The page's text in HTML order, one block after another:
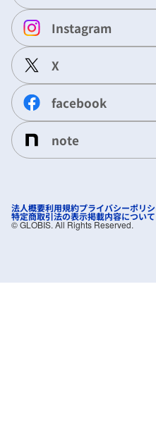
Instagram
X
facebook
note
法人概要利用規約プライバシーポリ
特定商取引法の表示掲載内容について
©︎ GLOBIS. All Rights Reserved.